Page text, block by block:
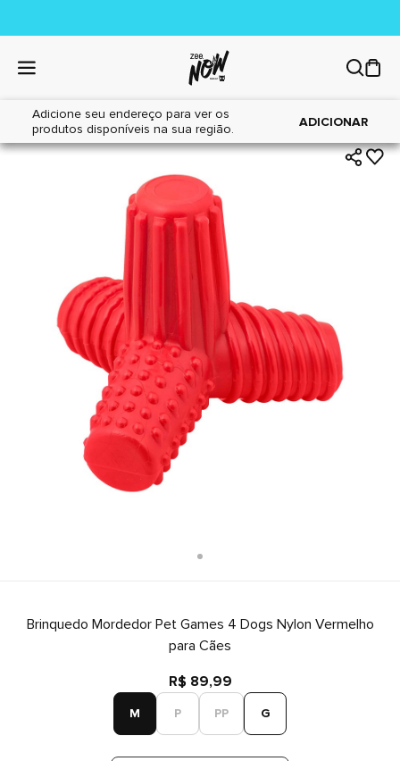
Adicione seu endereço para ver os
produtos disponíveis na sua região.
ADICIONAR
Home|Cães|Brinquedos
Brinquedo Mordedor Pet Games 4 Dogs Nylon Vermelho
para Cães
R$ 89,99
M P PP G